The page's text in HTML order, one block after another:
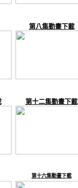
第八集動畫下載
第十二集動畫下載
第十六集動畫下載